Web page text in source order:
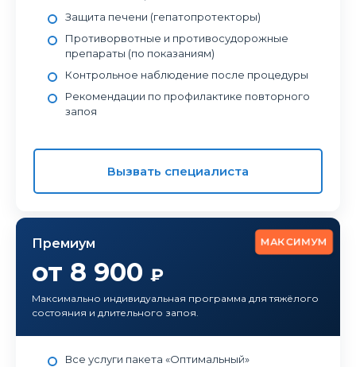
Защита печени (гепатопротекторы)
Противорвотные и противосудорожные
препараты (по показаниям)
Контрольное наблюдение после процедуры
Рекомендации по профилактике повторного
запоя
Вызвать специалиста
МАКСИМУМ
Премиум
от 8 900 ₽
Максимально индивидуальная программа для тяжёлого
состояния и длительного запоя.
Все услуги пакета «Оптимальный»